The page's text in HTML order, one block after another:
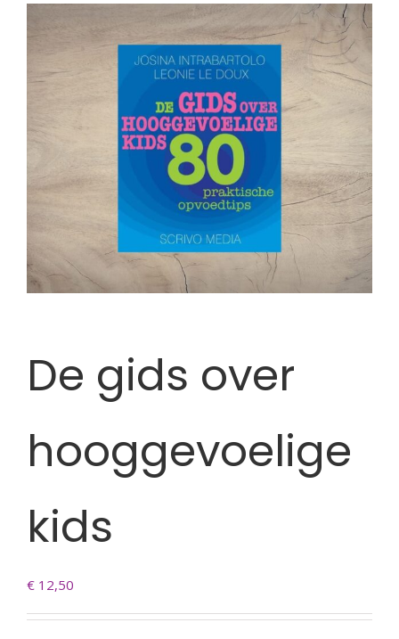
Agenda
Contact
Blog
De gids over
hooggevoelige
kids
€ 12,50